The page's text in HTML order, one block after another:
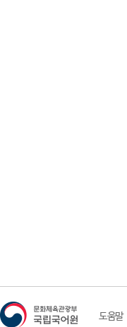
도움말